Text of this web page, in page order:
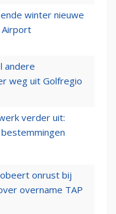
winter nieuwe
Airport
andere
weg uit Golfregio
verder uit:
onrust bij
overname TAP